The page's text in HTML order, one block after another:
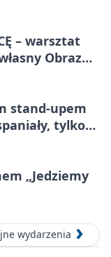
– warsztat
Obraz
stand-upem
tylko
„Jedziemy
wydarzenia